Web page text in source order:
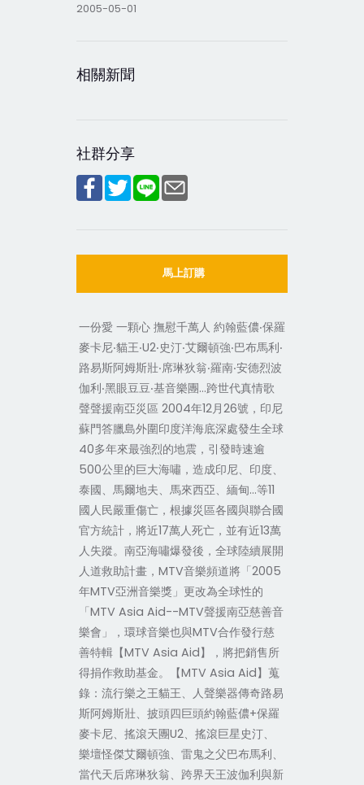
2005-05-01
相關新聞
社群分享
馬上訂購
一份愛 一顆心 撫慰千萬人 約翰藍儂‧保羅
麥卡尼‧貓王‧U2‧史汀‧艾爾頓強‧巴布馬利‧
路易斯阿姆斯壯‧席琳狄翁‧羅南‧安德烈波
伽利‧黑眼豆豆‧基音樂團…跨世代真情歌
聲聲援南亞災區 2004年12月26號，印尼
蘇門答臘島外圍印度洋海底深處發生全球
40多年來最強烈的地震，引發時速逾
500公里的巨大海嘯，造成印尼、印度、
泰國、馬爾地夫、馬來西亞、緬甸…等11
國人民嚴重傷亡，根據災區各國與聯合國
官方統計，將近17萬人死亡，並有近13萬
人失蹤。南亞海嘯爆發後，全球陸續展開
人道救助計畫，MTV音樂頻道將「2005
年MTV亞洲音樂獎」更改為全球性的
「MTV Asia Aid--MTV聲援南亞慈善音
樂會」，環球音樂也與MTV合作發行慈
善特輯【MTV Asia Aid】，將把銷售所
得捐作救助基金。【MTV Asia Aid】蒐
錄：流行樂之王貓王、人聲樂器傳奇路易
斯阿姆斯壯、披頭四巨頭約翰藍儂+保羅
麥卡尼、搖滾天團U2、搖滾巨星史汀、
樂壇怪傑艾爾頓強、雷鬼之父巴布馬利、
當代天后席琳狄翁、跨界天王波伽利與新